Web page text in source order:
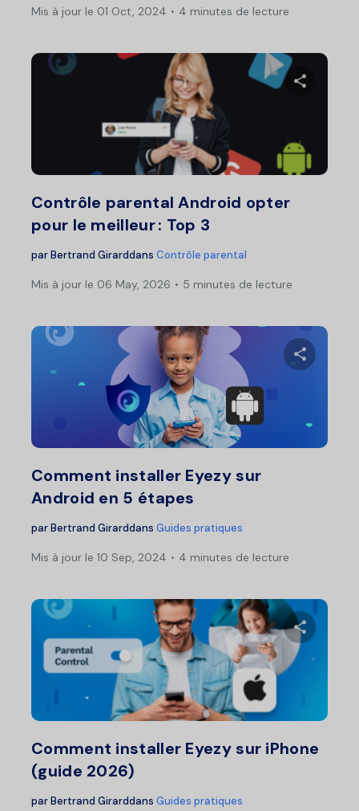
Mis à jour le 01 Oct, 2024 4 minutes de lecture
Contrôle parental Android opter
pour le meilleur : Top 3
parBertrand Girarddans Contrôle parental
Mis à jour le 06 May, 2026 5 minutes de lecture
Comment installer Eyezy sur
Android en 5 étapes
parBertrand Girarddans Guides pratiques
Mis à jour le 10 Sep, 2024 4 minutes de lecture
Comment installer Eyezy sur iPhone
(guide 2026)
parBertrand Girarddans Guides pratiques